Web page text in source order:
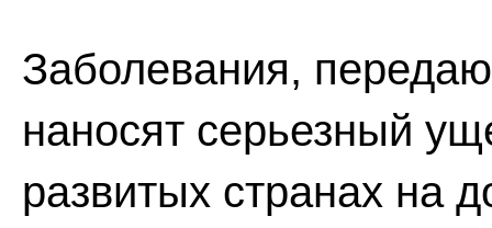
Заболевания,
наносят серьезный
развитых странах на